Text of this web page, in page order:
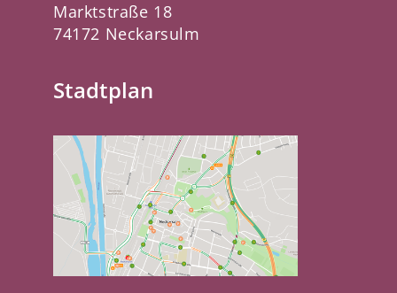
Marktstraße 18
74172 Neckarsulm
Stadtplan